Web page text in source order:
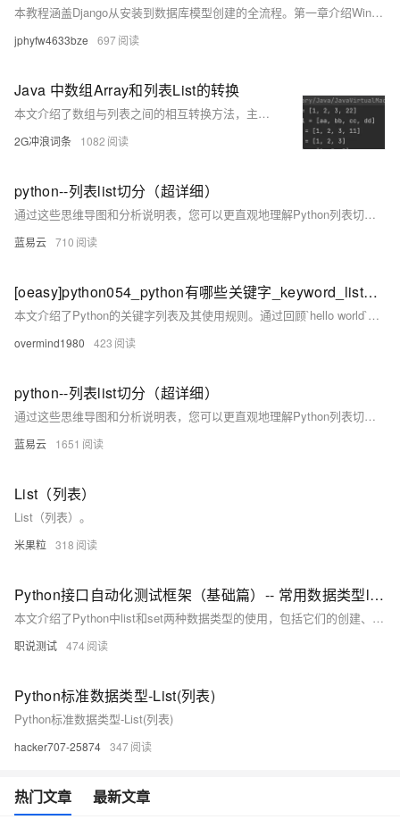
本教程涵盖Django从安装到数据库模型创建的全流程。第一章介绍Windows、Linux及macOS下虚拟环境搭建与Django安装验证；第二章讲解项目创建、迁移与运行；第三章演示应用APP创建及项目汉化；第四章说明超级用户创建与后台登录；第五章深入数据库模型设计，包括类与表的对应关系及模型创建步骤。内容精炼实用，适合快速入门Django全栈开发。
jphyfw4633bze 697
Java 中数组Array和列表List的转换
本文介绍了数组与列表之间的相互转换方法，主要包括三部分：1）使用`Collections.addAll()`方法将数组转为列表，适用于引用类型，效率较高；2）通过`new ArrayList&lt;&gt;()`构造器结合`Arrays.asList()`实现类似功能；3）利用JDK8的`Stream`流式计算，支持基本数据类型数组的转换。此外，还详细讲解了列表转数组的方法，如借助`Stream`实现不同类型数组间的转换，并附带代码示例与执行结果，帮助读者深入理解两种数据结构的互转技巧。
2G冲浪词条 1082
python--列表list切分（超详细）
通过这些思维导图和分析说明表，您可以更直观地理解Python列表切分的概念、用法和实际应用。希望本文能帮助您更高效地使用Python进行数据处理和分析。
蓝易云 710
[oeasy]python054_python有哪些关键字_keyword_list_列表_reserved_words
本文介绍了Python的关键字列表及其使用规则。通过回顾`hello world`示例，解释了Python中的标识符命名规则，并探讨了关键字如`if`、`for`、`in`等不能作为变量名的原因。最后，通过`import keyword`和`print(keyword.kwlist)`展示了Python的所有关键字，并总结了关键字不能用作标识符的规则。
overmind1980 423
python--列表list切分（超详细）
通过这些思维导图和分析说明表，您可以更直观地理解Python列表切分的概念、用法和实际应用。希望本文能帮助您更高效地使用Python进行数据处理和分析。
蓝易云 1651
List（列表）
List（列表）。
米果粒 318
Python接口自动化测试框架（基础篇）-- 常用数据类型list&set()
本文介绍了Python中list和set两种数据类型的使用，包括它们的创建、取值、增删改查操作、排序以及内置函数的使用，还探讨了list的比较函数和set的快速去重功能。
职说测试 474
Python标准数据类型-List(列表)
Python标准数据类型-List(列表)
hacker707-25874 347
热门文章 最新文章